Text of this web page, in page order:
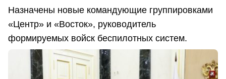
Назначены новые командующие группировками
«Центр» и «Восток», руководитель
формируемых войск беспилотных систем.